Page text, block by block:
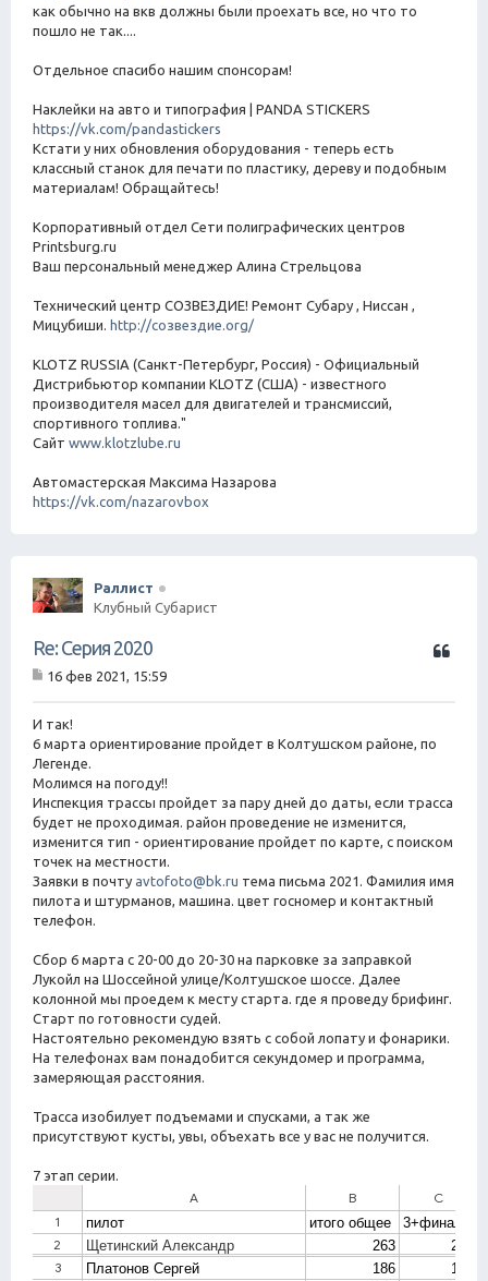
как обычно на вкв должны были проехать все, но что то
пошло не так....
Отдельное спасибо нашим спонсорам!
Наклейки на авто и типография | PANDA STICKERS
https://vk.com/pandastickers
Кстати у них обновления оборудования - теперь есть
классный станок для печати по пластику, дереву и подобным
материалам! Обращайтесь!
Корпоративный отдел Сети полиграфических центров
Printsburg.ru
Ваш персональный менеджер Алина Стрельцова
Технический центр СОЗВЕЗДИЕ! Ремонт Субару , Ниссан ,
Мицубиши. http://созвездие.org/
KLOTZ RUSSIA (Санкт-Петербург, Россия) - Официальный
Дистрибьютор компании KLOTZ (США) - известного
производителя масел для двигателей и трансмиссий,
спортивного топлива."
Сайт www.klotzlube.ru
Автомастерская Максима Назарова
https://vk.com/nazarovbox
Раллист
Клубный Субарист
Ц
а
Re: Серия 2020
о
б
щ
е
н
и
е
16 фев 2021, 15:59
И так!
6 марта ориентирование пройдет в Колтушском районе, по
Легенде.
Молимся на погоду!!
Инспекция трассы пройдет за пару дней до даты, если трасса
будет не проходимая. район проведение не изменится,
изменится тип - ориентирование пройдет по карте, с поиском
точек на местности.
Заявки в почту avtofoto@bk.ru тема письма 2021. Фамилия имя
пилота и штурманов, машина. цвет госномер и контактный
телефон.
Сбор 6 марта с 20-00 до 20-30 на парковке за заправкой
Лукойл на Шоссейной улице/Колтушское шоссе. Далее
колонной мы проедем к месту старта. где я проведу брифинг.
Старт по готовности судей.
Настоятельно рекомендую взять с собой лопату и фонарики.
На телефонах вам понадобится секундомер и программа,
замеряющая расстояния.
Трасса изобилует подъемами и спусками, а так же
присутствуют кусты, увы, объехать все у вас не получится.
7 этап серии.